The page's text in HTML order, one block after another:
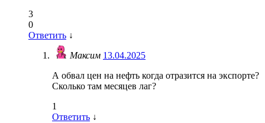
3
0
Ответить ↓
Максим 13.04.2025
А обвал цен на нефть когда отразится на экспорте?
Сколько там месяцев лаг?
1
Ответить ↓